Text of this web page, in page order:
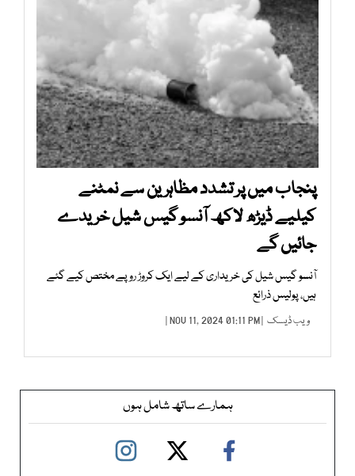
پنجاب میں پر تشدد مظاہرین سے نمٹنے
کیلیے ڈیڑھ لاکھ آنسو گیس شیل خریدے
جائیں گے
آنسو گیس شیل کی خریداری کے لیے ایک کروڑ روپے مختص کیے گئے
ہیں، پولیس ذرائع
ویب ڈیسک | NOV 11, 2024 01:11 PM |
ہمارے ساتھ شامل ہوں